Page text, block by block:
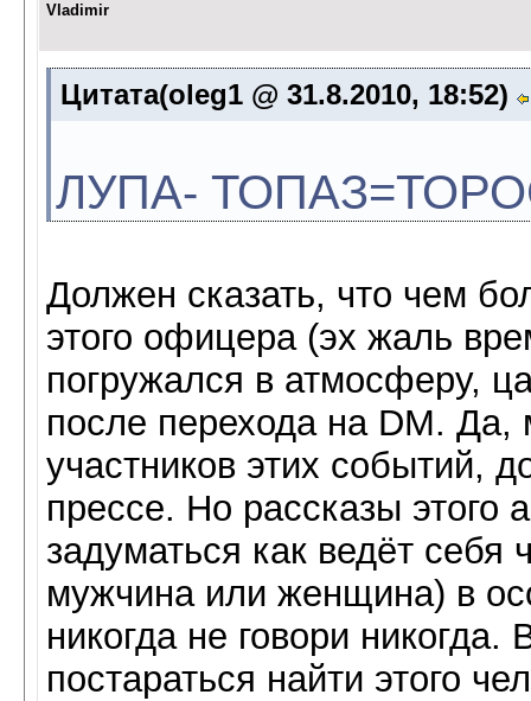
Vladimir
Цитата(oleg1 @ 31.8.2010, 18:52)
ЛУПА-
Должен сказать, что чем
этого офицера (эх жаль
погружался в атмосферу,
после перехода на DM. Да,
участников этих событий,
прессе. Но рассказы этого
задуматься как ведёт
мужчина или женщина) в
никогда не говори
постараться найти этого